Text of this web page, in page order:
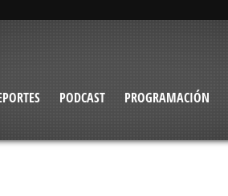
PODCAST PROGRAMACIÓN